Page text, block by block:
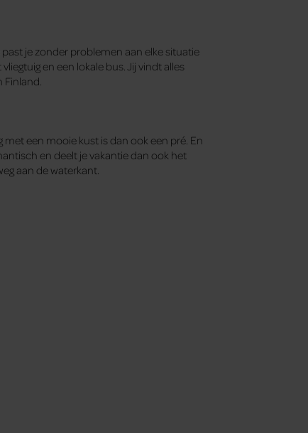
je zonder problemen aan elke situatie
en een lokale bus. Jij vindt alles
Finland.
een mooie kust is dan ook een pré. En
en deelt je vakantie dan ook het
aan de waterkant.